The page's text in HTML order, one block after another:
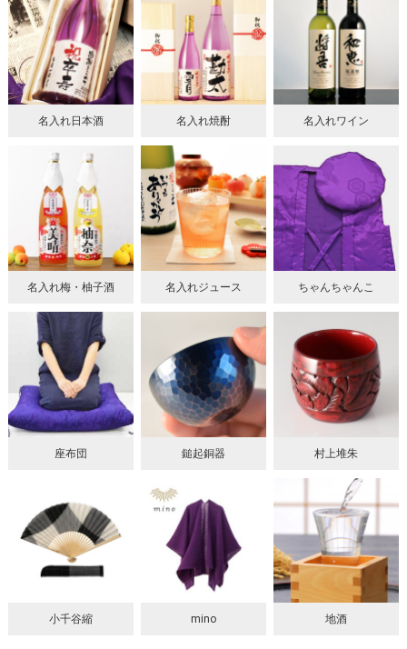
名入れ日本酒 名入れ焼酎 名入れワイン
名入れ梅・柚子酒 名入れジュース ちゃんちゃんこ
座布団 鎚起銅器 村上堆朱
小千谷縮 mino 地酒